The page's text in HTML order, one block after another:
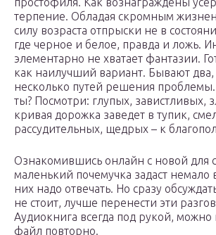
терпение. Обладая скромным
силу возраста отпрыски не в
где черное и белое, правда и ложь.
элементарно не хватает фантазии.
как наилучший вариант. Бывают два,
несколько путей решения
ты? Посмотри: глупых, завистливых,
кривая дорожка заведет в тупик,
рассудительных, щедрых – к
Ознакомившись онлайн с новой для
маленький почемучка задаст немало
них надо отвечать. Но сразу
не стоит, лучше перенести эти
Аудиокнига всегда под рукой, можно
файл повторно.